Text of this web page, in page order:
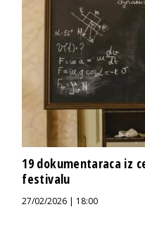
19 dokumentaraca iz
festivalu
27/02/2026 | 18:00